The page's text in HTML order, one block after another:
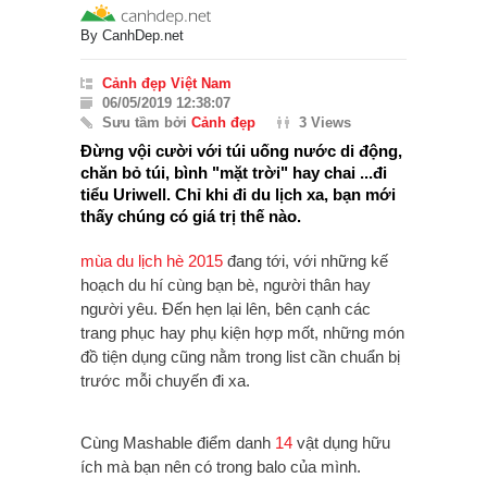
By CanhDep.net
Cảnh đẹp Việt Nam
06/05/2019 12:38:07
Sưu tầm bởi Cảnh đẹp 3 Views
Đừng vội cười với túi uống nước di động,
chăn bỏ túi, bình "mặt trời" hay chai ...đi
tiểu Uriwell. Chỉ khi đi du lịch xa, bạn mới
thấy chúng có giá trị thế nào.
mùa du lịch hè 2015 đang tới, với những kế
hoạch du hí cùng bạn bè, người thân hay
người yêu. Đến hẹn lại lên, bên cạnh các
trang phục hay phụ kiện hợp mốt, những món
đồ tiện dụng cũng nằm trong list cần chuẩn bị
trước mỗi chuyến đi xa.
Cùng Mashable điểm danh 14 vật dụng hữu
ích mà bạn nên có trong balo của mình.